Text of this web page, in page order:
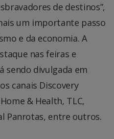
de destinos”,
um importante passo
e da economia. A
nas feiras e
sendo divulgada em
canais Discovery
& Health, TLC,
Panrotas, entre outros.